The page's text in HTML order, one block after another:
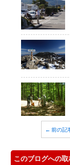
← 前の記
このブログへの